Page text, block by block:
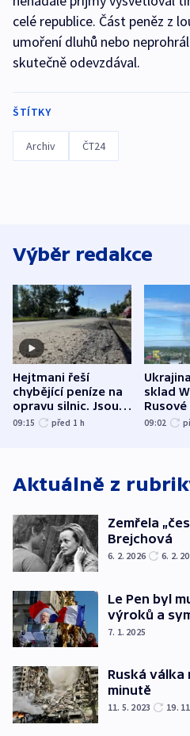
celé republice. Část peněz z
umoření dluhů nebo
skutečně odevzdával.
ŠTÍTKY
Archiv ČT24
Výběr redakce
Hejtmani řeší
chybějící peníze na
opravu silnic. Jsou
nenárokové, namítá
09:15 před 1 h
sklad
trh,
09:02
Aktuálně z
Zemřela
Brejchová
6. 2. 2026 6. 2.
Le Pen byl
výroků a
7. 1. 2025
Ruská válka
minutě
11. 5. 2023 19.